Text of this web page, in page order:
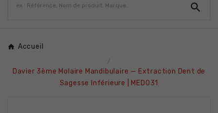

Accueil
Davier 3ème Molaire Mandibulaire — Extraction Dent de
Sagesse Inférieure | MED031